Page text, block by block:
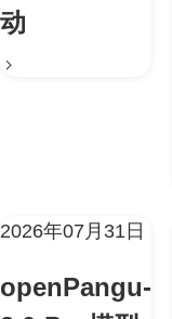
动
2026年07月31日
openPangu-